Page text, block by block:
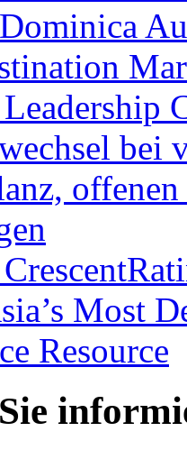
bei
Most
Resource